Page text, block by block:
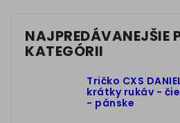
NAJPREDÁVANEJŠIE
KATEGÓRII
Tričko CXS
krátky rukáv -
- pánske